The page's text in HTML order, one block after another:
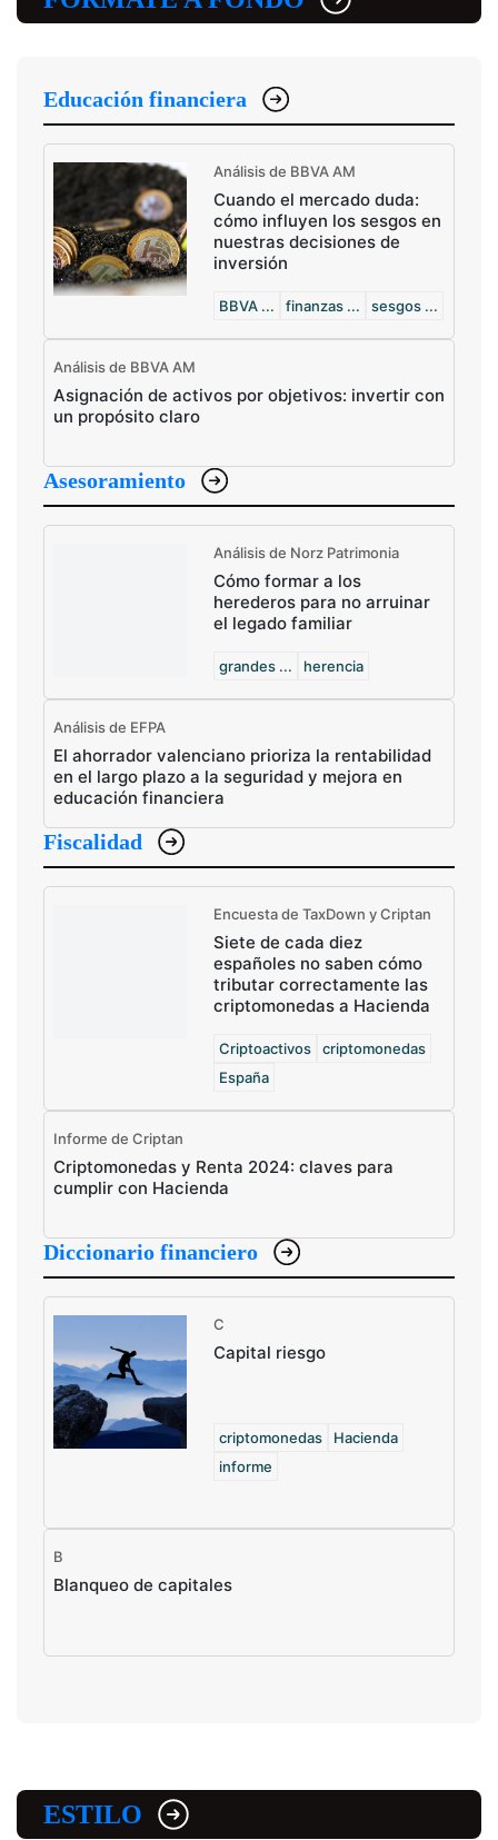
Educación financiera
Análisis de BBVA AM
Cuando el mercado duda:
cómo influyen los sesgos en
nuestras decisiones de
inversión
BBVA ... finanzas ... sesgos ...
Análisis de BBVA AM
Asignación de activos por objetivos: invertir con
un propósito claro
Asesoramiento
Análisis de Norz Patrimonia
Cómo formar a los
herederos para no arruinar
el legado familiar
grandes ... herencia
Análisis de EFPA
El ahorrador valenciano prioriza la rentabilidad
en el largo plazo a la seguridad y mejora en
educación financiera
Fiscalidad
Encuesta de TaxDown y Criptan
Siete de cada diez
españoles no saben cómo
tributar correctamente las
criptomonedas a Hacienda
Criptoactivos
criptomonedas
España
Informe de Criptan
Criptomonedas y Renta 2024: claves para
cumplir con Hacienda
Diccionario financiero
C
Capital riesgo
criptomonedas
Hacienda
informe
B
Blanqueo de capitales
ESTILO